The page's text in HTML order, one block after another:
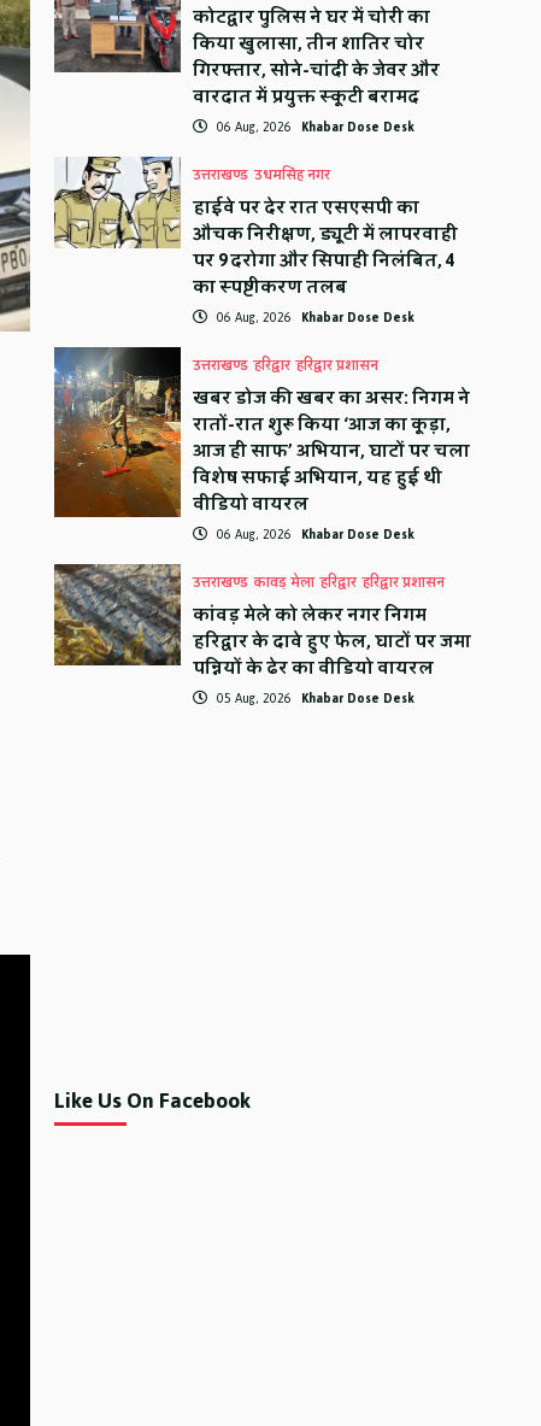
कोटद्वार पुलिस ने घर में चोरी का
किया खुलासा, तीन शातिर चोर
गिरफ्तार, सोने-चांदी के जेवर और
वारदात में प्रयुक्त स्कूटी बरामद
06 Aug, 2026 Khabar Dose Desk
उत्तराखण्ड उधमसिंह नगर
हाईवे पर देर रात एसएसपी का
औचक निरीक्षण, ड्यूटी में लापरवाही
पर 9 दरोगा और सिपाही निलंबित, 4
का स्पष्टीकरण तलब
06 Aug, 2026 Khabar Dose Desk
उत्तराखण्ड हरिद्वार हरिद्वार प्रशासन
खबर डोज की खबर का असर: निगम ने
रातों-रात शुरू किया ‘आज का कूड़ा,
आज ही साफ’ अभियान, घाटों पर चला
विशेष सफाई अभियान, यह हुई थी
वीडियो वायरल
06 Aug, 2026 Khabar Dose Desk
उत्तराखण्ड कावड़ मेला हरिद्वार हरिद्वार प्रशासन
कांवड़ मेले को लेकर नगर निगम
हरिद्वार के दावे हुए फेल, घाटों पर जमा
पन्नियों के ढेर का वीडियो वायरल
05 Aug, 2026 Khabar Dose Desk
Like Us On Facebook